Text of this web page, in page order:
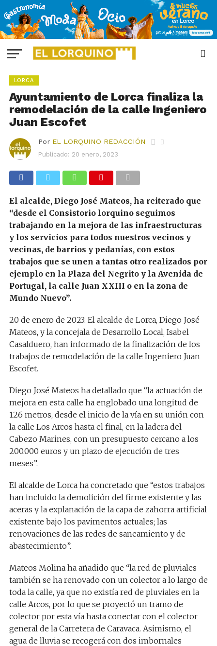
LORCA
Ayuntamiento de Lorca finaliza la
remodelación de la calle Ingeniero
Juan Escofet
Por EL LORQUINO REDACCIÓN
Publicado: 20 enero, 2023
El alcalde, Diego José Mateos, ha reiterado que
“desde el Consistorio lorquino seguimos
trabajando en la mejora de las infraestructuras
y los servicios para todos nuestros vecinos y
vecinas, de barrios y pedanías, con estos
trabajos que se unen a tantas otro realizados por
ejemplo en la Plaza del Negrito y la Avenida de
Portugal, la calle Juan XXIII o en la zona de
Mundo Nuevo”.
20 de enero de 2023. El alcalde de Lorca, Diego José
Mateos, y la concejala de Desarrollo Local, Isabel
Casalduero, han informado de la finalización de los
trabajos de remodelación de la calle Ingeniero Juan
Escofet.
Diego José Mateos ha detallado que “la actuación de
mejora en esta calle ha englobado una longitud de
126 metros, desde el inicio de la vía en su unión con
la calle Los Arcos hasta el final, en la ladera del
Cabezo Marines, con un presupuesto cercano a los
200.000 euros y un plazo de ejecución de tres
meses”.
El alcalde de Lorca ha concretado que “estos trabajos
han incluido la demolición del firme existente y las
aceras y la explanación de la capa de zahorra artificial
existente bajo los pavimentos actuales; las
renovaciones de las redes de saneamiento y de
abastecimiento”.
Mateos Molina ha añadido que “la red de pluviales
también se ha renovado con un colector a lo largo de
toda la calle, ya que no existía red de pluviales en la
calle Arcos, por lo que se proyectó un tramo de
colector por esta vía hasta conectar con el colector
general de la Carretera de Caravaca. Asimismo, el
agua de lluvia se recogerá con dos imbornales